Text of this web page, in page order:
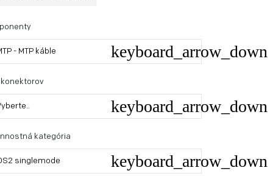
- MTP káble
konektorov
kategória
singlemode